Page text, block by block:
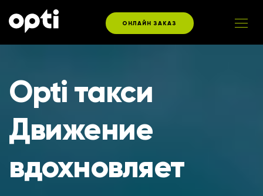
ОНЛАЙН ЗАКАЗ
Opti такси
Движение
вдохновляет